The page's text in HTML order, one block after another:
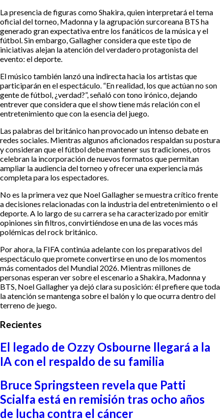
La presencia de figuras como Shakira, quien interpretará el tema
oficial del torneo, Madonna y la agrupación surcoreana BTS ha
generado gran expectativa entre los fanáticos de la música y el
fútbol. Sin embargo, Gallagher considera que este tipo de
iniciativas alejan la atención del verdadero protagonista del
evento: el deporte.
El músico también lanzó una indirecta hacia los artistas que
participarán en el espectáculo. “En realidad, los que actúan no son
gente de fútbol, ¿verdad?”, señaló con tono irónico, dejando
entrever que considera que el show tiene más relación con el
entretenimiento que con la esencia del juego.
Las palabras del británico han provocado un intenso debate en
redes sociales. Mientras algunos aficionados respaldan su postura
y consideran que el fútbol debe mantener sus tradiciones, otros
celebran la incorporación de nuevos formatos que permitan
ampliar la audiencia del torneo y ofrecer una experiencia más
completa para los espectadores.
No es la primera vez que Noel Gallagher se muestra crítico frente
a decisiones relacionadas con la industria del entretenimiento o el
deporte. A lo largo de su carrera se ha caracterizado por emitir
opiniones sin filtros, convirtiéndose en una de las voces más
polémicas del rock británico.
Por ahora, la FIFA continúa adelante con los preparativos del
espectáculo que promete convertirse en uno de los momentos
más comentados del Mundial 2026. Mientras millones de
personas esperan ver sobre el escenario a Shakira, Madonna y
BTS, Noel Gallagher ya dejó clara su posición: él prefiere que toda
la atención se mantenga sobre el balón y lo que ocurra dentro del
terreno de juego.
Recientes
El legado de Ozzy Osbourne llegará a la
IA con el respaldo de su familia
Bruce Springsteen revela que Patti
Scialfa está en remisión tras ocho años
de lucha contra el cáncer